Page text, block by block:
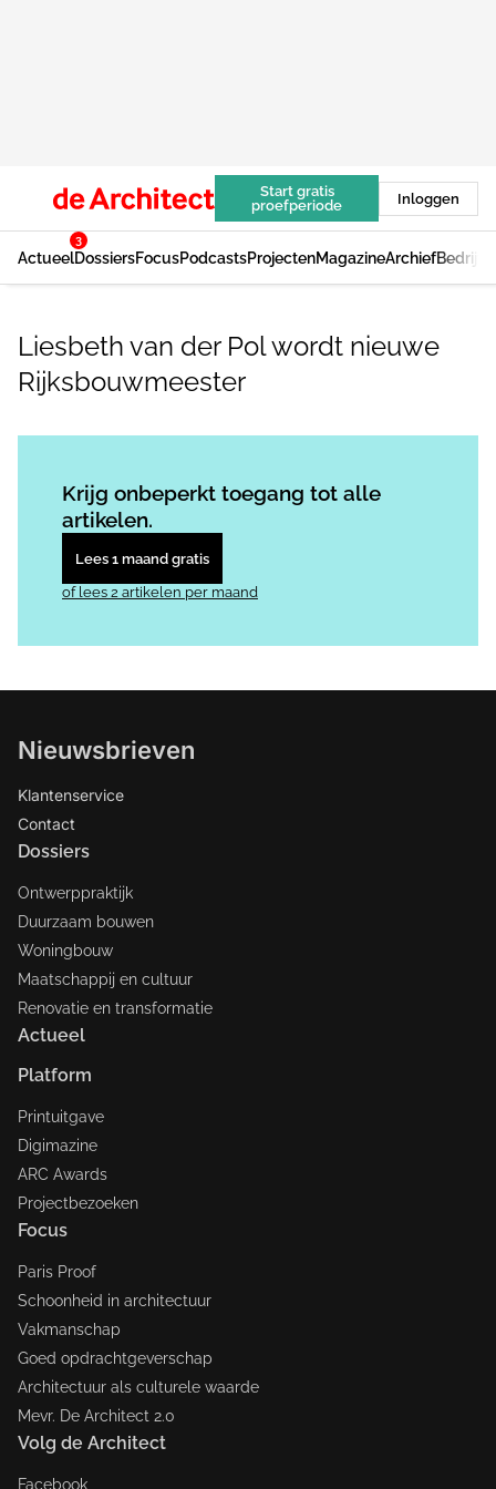
Start gratis
proefperiode
Inloggen
Actueel
3
DossiersFocusPodcastsProjectenMagazineArchief
Liesbeth van der Pol wordt nieuwe
Rijksbouwmeester
Krijg onbeperkt toegang tot alle
artikelen.
Lees 1 maand gratis
of lees 2 artikelen per maand
Nieuwsbrieven
Klantenservice
Contact
Dossiers
Ontwerppraktijk
Duurzaam bouwen
Woningbouw
Maatschappij en cultuur
Renovatie en transformatie
Actueel
Platform
Printuitgave
Digimazine
ARC Awards
Projectbezoeken
Focus
Paris Proof
Schoonheid in architectuur
Vakmanschap
Goed opdrachtgeverschap
Architectuur als culturele waarde
Mevr. De Architect 2.0
Volg de Architect
Facebook